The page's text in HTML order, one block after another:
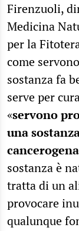
Firenzuoli,
Medicina
per la
come
sostanza fa
serve per
«servono
una
cancerogena
sostanza è
tratta di un
provocare
qualunque